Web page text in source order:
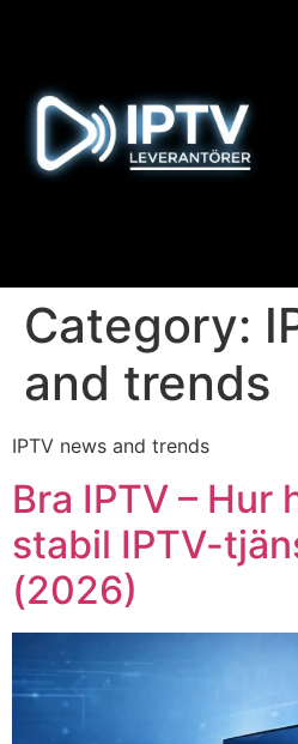
Category:
and trends
IPTV news and trends
Bra IPTV – Hur
stabil IPTV-
(2026)